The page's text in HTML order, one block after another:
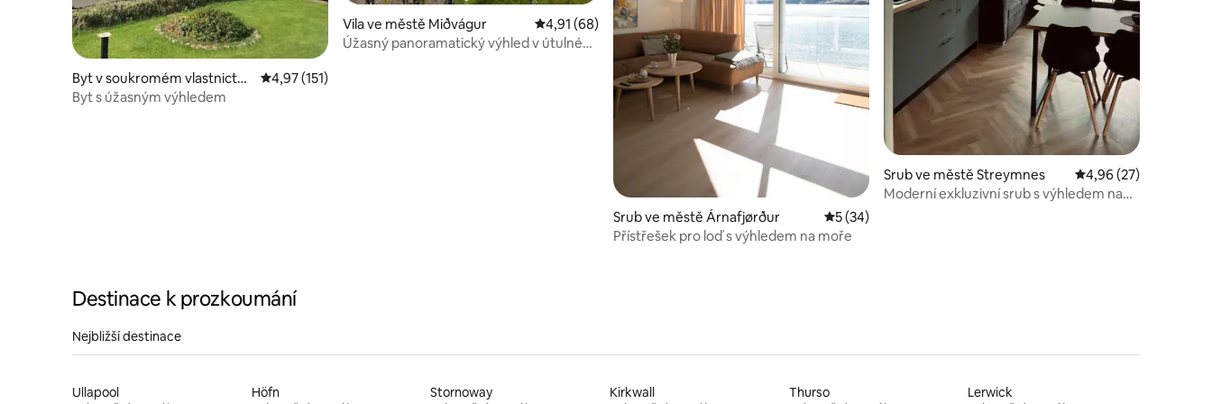
Byt v soukromém vlastnictví
ve městě Sørvágur
Průměrné hodnocení 4,97 z 5, 151 hodnocení
4,97 (151)
Byt s úžasným výhledem
Vila ve městě Miðvágur Průměrné hodnocení 4,91 z 5, 68 hodnocení
4,91 (68)
Úžasný panoramatický výhled v útulné
Srub ve městě Árnafjørður Průměrné hodnocení 5 z 5, 34 hodnocení
5 (34)
Přístřešek pro loď s výhledem na moře
Srub ve městě Streymnes Průměrné hodnocení
4,96 (27)
Moderní exkluzivní srub s výhledem na
Destinace k prozkoumání
Nejbližší destinace
Ullapool
Höfn
Stornoway
Kirkwall
Thurso
Lerwick